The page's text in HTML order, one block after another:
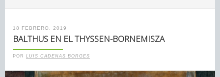
18 FEBRERO, 2019
BALTHUS EN EL THYSSEN-BORNEMISZA
POR LUIS CADENAS BORGES